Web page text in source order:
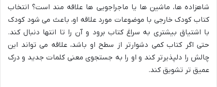
شاهزاده ها، ماشین ها یا ماجراجویی ها علاقه مند است؟ انتخاب
کتاب کودک خارجی با موضوعات مورد علاقه او، باعث می شود کودک
با اشتیاق بیشتری به سراغ کتاب برود و آن را تا انتها دنبال کند.
حتی اگر کتاب کمی دشوارتر از سطح او باشد، علاقه می تواند این
چالش را دلپذیرتر کند و او را به جستجوی معنی کلمات جدید و درک
عمیق تر تشویق کند.